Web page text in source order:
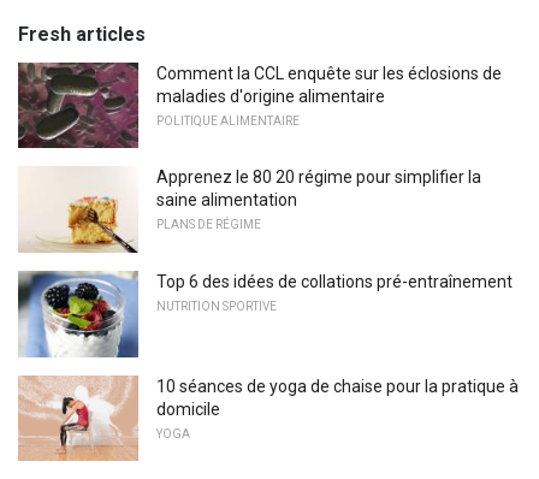
Fresh articles
Comment la CCL enquête sur les éclosions de
maladies d'origine alimentaire
POLITIQUE ALIMENTAIRE
Apprenez le 80 20 régime pour simplifier la
saine alimentation
PLANS DE RÉGIME
Top 6 des idées de collations pré-entraînement
NUTRITION SPORTIVE
10 séances de yoga de chaise pour la pratique à
domicile
YOGA